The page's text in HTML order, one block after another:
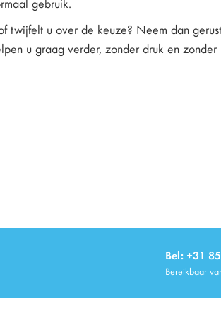
twijfelt u over de keuze? Neem dan
u graag verder, zonder druk en zonder
Bel: +31
Bereikbaar